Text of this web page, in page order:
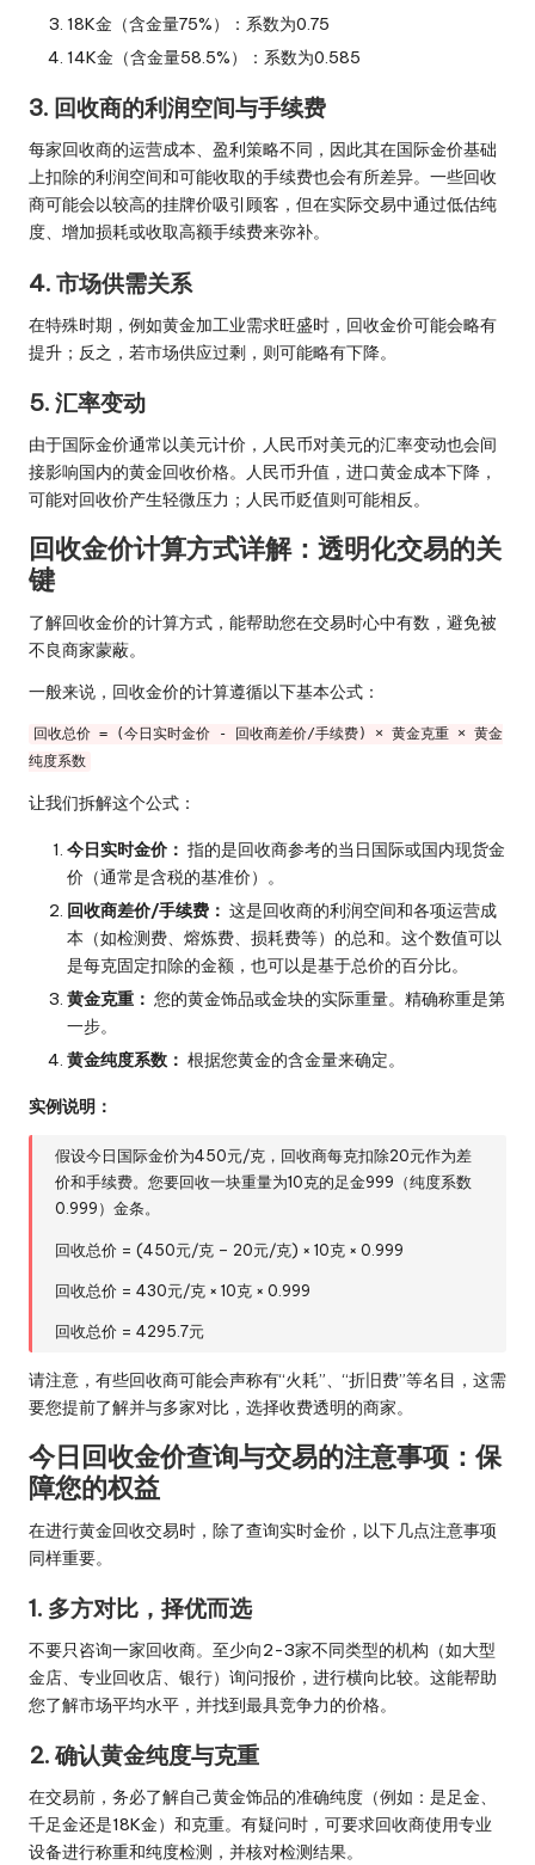
18K金（含金量75%）：系数为0.75
14K金（含金量58.5%）：系数为0.585
3. 回收商的利润空间与手续费
每家回收商的运营成本、盈利策略不同，因此其在国际金价基础
上扣除的利润空间和可能收取的手续费也会有所差异。一些回收
商可能会以较高的挂牌价吸引顾客，但在实际交易中通过低估纯
度、增加损耗或收取高额手续费来弥补。
4. 市场供需关系
在特殊时期，例如黄金加工业需求旺盛时，回收金价可能会略有
提升；反之，若市场供应过剩，则可能略有下降。
5. 汇率变动
由于国际金价通常以美元计价，人民币对美元的汇率变动也会间
接影响国内的黄金回收价格。人民币升值，进口黄金成本下降，
可能对回收价产生轻微压力；人民币贬值则可能相反。
回收金价计算方式详解：透明化交易的关
键
了解回收金价的计算方式，能帮助您在交易时心中有数，避免被
不良商家蒙蔽。
一般来说，回收金价的计算遵循以下基本公式：
回收总价 = (今日实时金价 - 回收商差价/手续费) × 黄金克重 × 黄金
纯度系数
让我们拆解这个公式：
今日实时金价： 指的是回收商参考的当日国际或国内现货金
价（通常是含税的基准价）。
回收商差价/手续费： 这是回收商的利润空间和各项运营成
本（如检测费、熔炼费、损耗费等）的总和。这个数值可以
是每克固定扣除的金额，也可以是基于总价的百分比。
黄金克重： 您的黄金饰品或金块的实际重量。精确称重是第
一步。
黄金纯度系数： 根据您黄金的含金量来确定。
实例说明：
假设今日国际金价为450元/克，回收商每克扣除20元作为差
价和手续费。您要回收一块重量为10克的足金999（纯度系数
0.999）金条。
回收总价 = (450元/克 – 20元/克) × 10克 × 0.999
回收总价 = 430元/克 × 10克 × 0.999
回收总价 = 4295.7元
请注意，有些回收商可能会声称有“火耗”、“折旧费”等名目，这需
要您提前了解并与多家对比，选择收费透明的商家。
今日回收金价查询与交易的注意事项：保
障您的权益
在进行黄金回收交易时，除了查询实时金价，以下几点注意事项
同样重要。
1. 多方对比，择优而选
不要只咨询一家回收商。至少向2-3家不同类型的机构（如大型
金店、专业回收店、银行）询问报价，进行横向比较。这能帮助
您了解市场平均水平，并找到最具竞争力的价格。
2. 确认黄金纯度与克重
在交易前，务必了解自己黄金饰品的准确纯度（例如：是足金、
千足金还是18K金）和克重。有疑问时，可要求回收商使用专业
设备进行称重和纯度检测，并核对检测结果。